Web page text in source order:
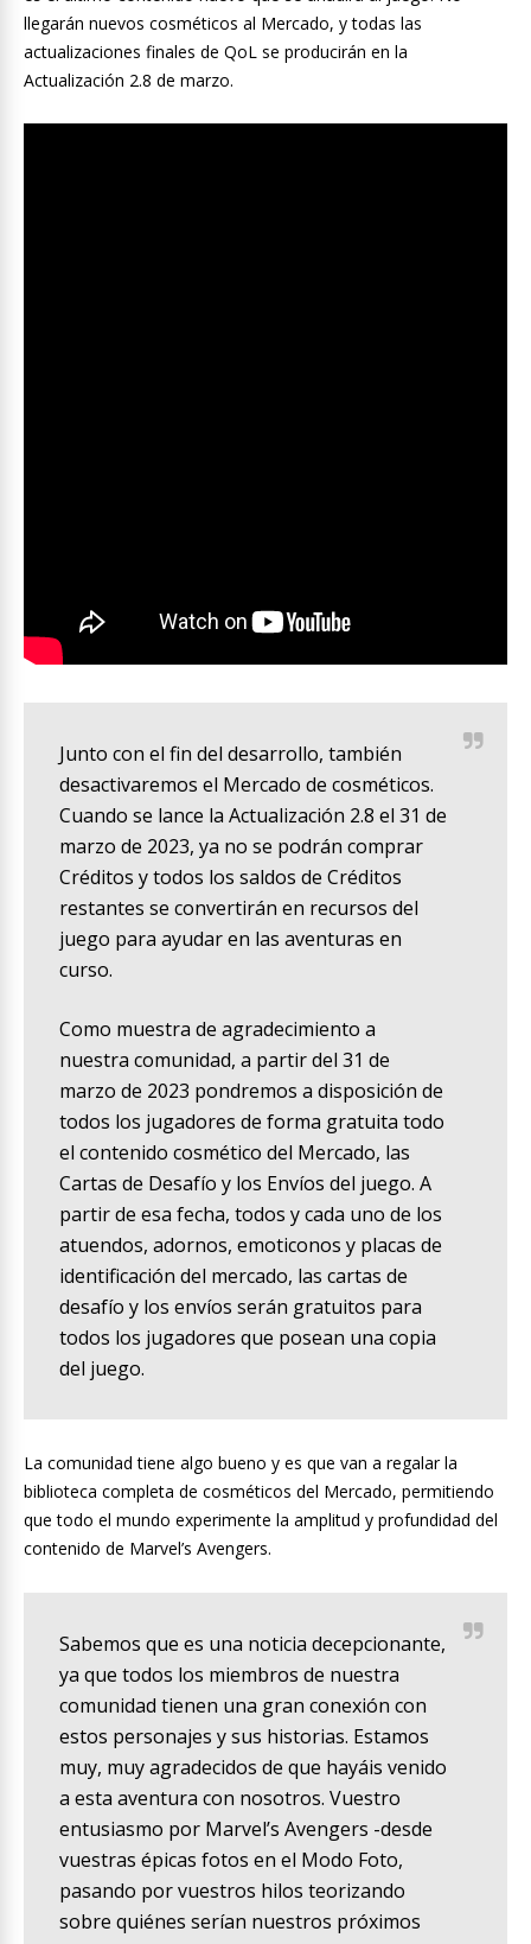
llegarán nuevos cosméticos al Mercado, y todas las
actualizaciones finales de QoL se producirán en la
Actualización 2.8 de marzo.
Junto con el fin del desarrollo, también
desactivaremos el Mercado de cosméticos.
Cuando se lance la Actualización 2.8 el 31 de
marzo de 2023, ya no se podrán comprar
Créditos y todos los saldos de Créditos
restantes se convertirán en recursos del
juego para ayudar en las aventuras en
curso.
Como muestra de agradecimiento a
nuestra comunidad, a partir del 31 de
marzo de 2023 pondremos a disposición de
todos los jugadores de forma gratuita todo
el contenido cosmético del Mercado, las
Cartas de Desafío y los Envíos del juego. A
partir de esa fecha, todos y cada uno de los
atuendos, adornos, emoticonos y placas de
identificación del mercado, las cartas de
desafío y los envíos serán gratuitos para
todos los jugadores que posean una copia
del juego.
La comunidad tiene algo bueno y es que van a regalar la
biblioteca completa de cosméticos del Mercado, permitiendo
que todo el mundo experimente la amplitud y profundidad del
contenido de Marvel’s Avengers.
Sabemos que es una noticia decepcionante,
ya que todos los miembros de nuestra
comunidad tienen una gran conexión con
estos personajes y sus historias. Estamos
muy, muy agradecidos de que hayáis venido
a esta aventura con nosotros. Vuestro
entusiasmo por Marvel’s Avengers -desde
vuestras épicas fotos en el Modo Foto,
pasando por vuestros hilos teorizando
sobre quiénes serían nuestros próximos